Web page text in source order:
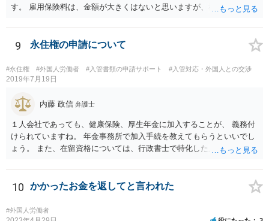
す。 雇用保険料は、金額が大きくはないと思いますが、社会保険はか
難しい問題の一つなので、年金事務所および必要に応じて社労士にも
相談されるといいでしょう。
9 永住権の申請について
#永住権 #外国人労働者 #入管書類の申請サポート #入管対応・外国人との交渉
2019年7月19日
内藤 政信 弁護士
１人会社であっても、健康保険、厚生年金に加入することが、 義務付
けられていますね。 年金事務所で加入手続を教えてもらうといいでし
ょう。 また、在留資格については、行政書士で特化した人が何人も い
人は少ないですね。
10 かかったお金を返してと言われた
#外国人労働者